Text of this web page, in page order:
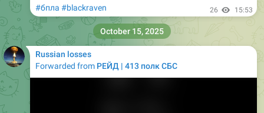
#бпла #blackraven 26 15:53
Russian losses
Forwarded from РЕЙД | 413 полк СБС
October 15, 2025